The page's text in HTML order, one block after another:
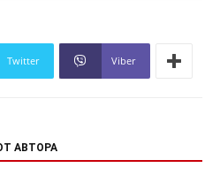
Twitter Viber
АВТОРА